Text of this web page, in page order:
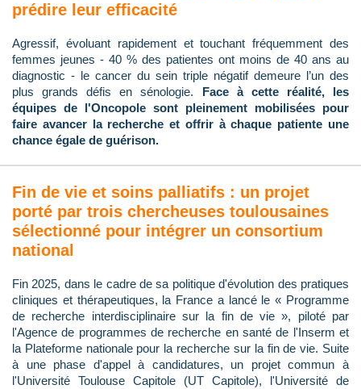
prédire leur efficacité
Agressif, évoluant rapidement et touchant fréquemment des
femmes jeunes - 40 % des patientes ont moins de 40 ans au
diagnostic - le cancer du sein triple négatif demeure l’un des
plus grands défis en sénologie. Face à cette réalité, les
équipes de l'Oncopole sont pleinement mobilisées pour
faire avancer la recherche et offrir à chaque patiente une
chance égale de guérison.
Fin de vie et soins palliatifs : un projet
porté par trois chercheuses toulousaines
sélectionné pour intégrer un consortium
national
Fin 2025, dans le cadre de sa politique d'évolution des pratiques
cliniques et thérapeutiques, la France a lancé le « Programme
de recherche interdisciplinaire sur la fin de vie », piloté par
l'Agence de programmes de recherche en santé de l'Inserm et
la Plateforme nationale pour la recherche sur la fin de vie. Suite
à une phase d'appel à candidatures, un projet commun à
l'Université Toulouse Capitole (UT Capitole), l'Université de